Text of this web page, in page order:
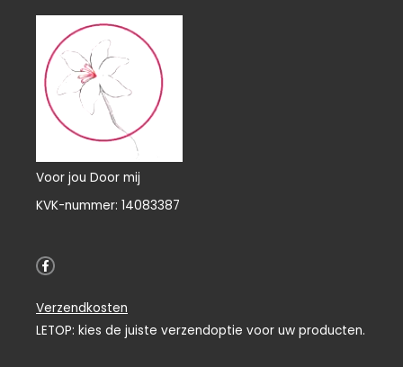
Voor jou Door mij
KVK-nummer: 14083387
F
a
b
o
o
Verzendkosten
LETOP: kies de juiste verzendoptie voor uw producten.